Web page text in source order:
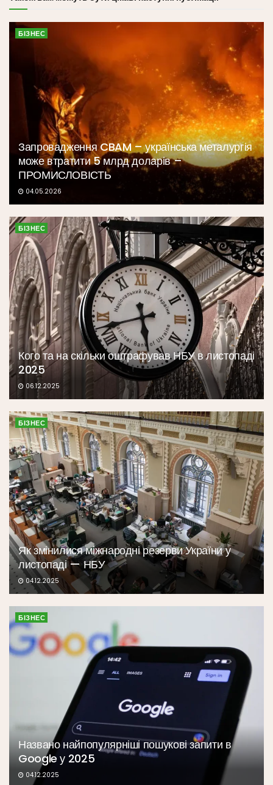
БІЗНЕС
Запровадження CBAM – українська металургія
може втратити 5 млрд доларів –
ПРОМИСЛОВІСТЬ
04.05.2026
БІЗНЕС
Кого та на скільки оштрафував НБУ в листопаді
2025
06.12.2025
БІЗНЕС
Як змінилися міжнародні резерви України у
листопаді — НБУ
04.12.2025
БІЗНЕС
Названо найпопулярніші пошукові запити в
Google у 2025
04.12.2025